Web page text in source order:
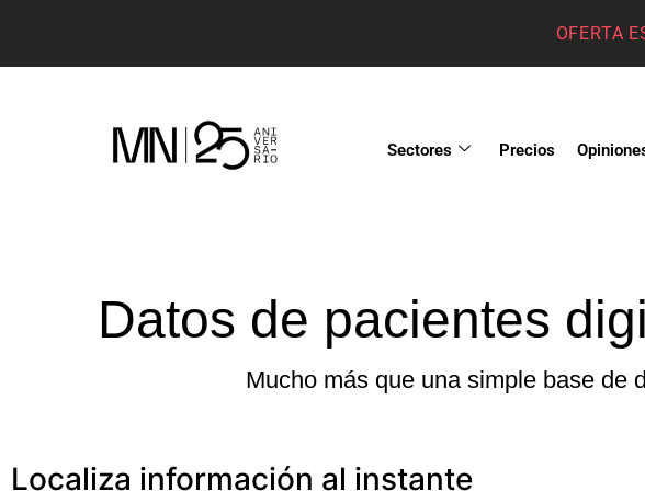
OFERTA
Sectores Precios
Datos de pacientes
Mucho más que una simple base de
Localiza información al instante